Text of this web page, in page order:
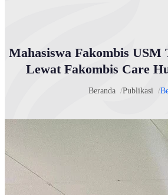
Mahasiswa Fakombis USM
Lewat Fakombis Care
Beranda Publikasi